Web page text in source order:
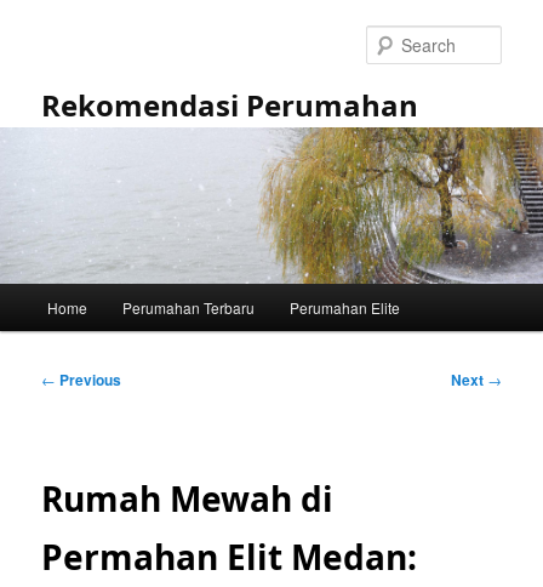
Rekomendasi Perumahan
Home Perumahan Terbaru Perumahan Elite
Post
← Previous Next →
Rumah Mewah di
Permahan Elit Medan: